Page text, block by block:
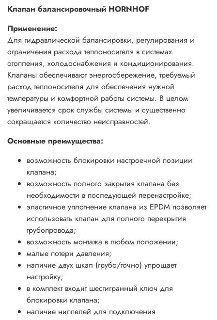
Клапан балансировочный HORNHOF
Применение:
Для гидравлической балансировки, регулирования и
ограничения расхода теплоносителя в системах
отопления, холодоснабжения и кондиционирования.
Клапаны обеспечивают энергосбережение, требуемый
расход теплоносителя для обеспечения нужной
температуры и комфортной работы системы. В целом
увеличивается срок службы системы и существенно
сокращается количество неисправностей.
Основные преимущества:
возможность блокировки настроечной позиции
клапана;
возможность полного закрытия клапана без
необходимости в последующей перенастройке;
эластичное уплотнение клапана из EPDM позволяет
использовать клапан для полного перекрытия
трубопровода;
возможность монтажа в любом положении;
малые потери давления;
наличие двух шкал (грубо/точно) упрощает
настройку;
в комплект входит шестигранный ключ для
блокировки клапана;
наличие ниппелей для подключения